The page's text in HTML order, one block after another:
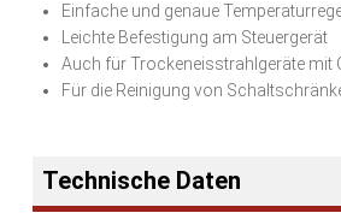
Einfache und genaue
Leichte Befestigung am Steuergerät
Auch für Trockeneisstrahlgeräte mit
Für die Reinigung von
Technische Daten